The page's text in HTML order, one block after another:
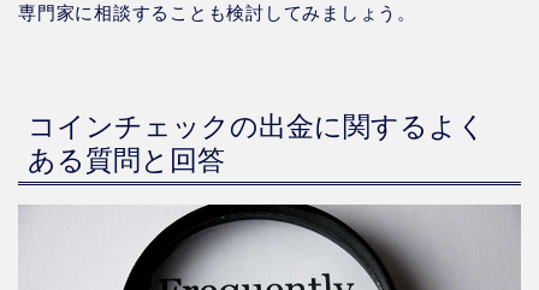
専門家に相談することも検討してみましょう。
コインチェックの出金に関するよく
ある質問と回答